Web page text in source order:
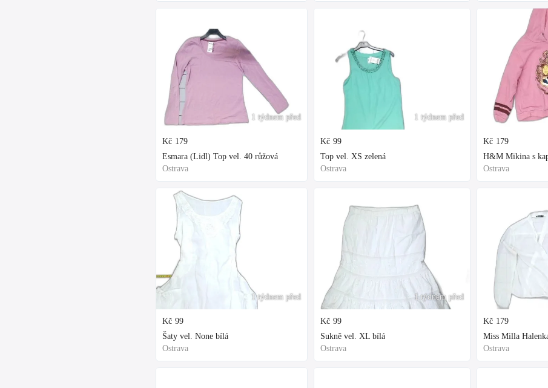
1 týdnem před
Kč 179
Esmara (Lidl) Top vel. 40 růžová
Ostrava
1 týdnem před
Kč 99
Šaty vel. None bílá
Ostrava
1 týdnem před
Kč 99
Top vel. XS zelená
Ostrava
1 týdnem před
Kč 99
Sukně vel. XL bílá
Ostrava
Kč 179
H&M Mikina s
Ostrava
Kč 179
Miss Milla
Ostrava